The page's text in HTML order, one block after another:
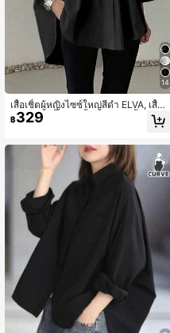
14
เสื้อเชิ้ตผู้หญิงไซซ์ใหญ่สีดำ ELVA, เสื้อใ
ส่ทำงาน, เสื้อครู, เสื้ออีสเตอร์, เสื้อผ้าผู้ห
ญิงที่สง่างาม, เสื้อผ้าผู้หญิงธุรกิจมืออาชี
เสื้อเบลาส์ผู้หญิงที่สง่างาม
฿329